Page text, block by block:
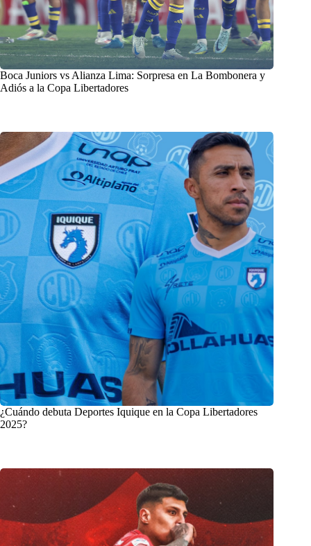
Boca Juniors vs Alianza Lima: Sorpresa en La Bombonera y
Adiós a la Copa Libertadores
¿Cuándo debuta Deportes Iquique en la Copa Libertadores
2025?